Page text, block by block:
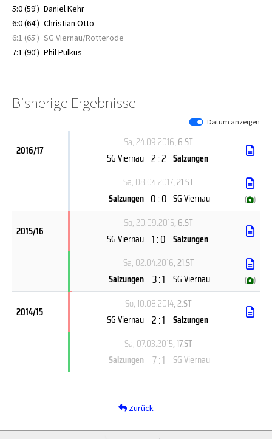
5:0 (59') Daniel Kehr
6:0 (64') Christian Otto
6:1 (65') SG Viernau/Rotterode
7:1 (90') Phil Pulkus
Bisherige Ergebnisse
Datum anzeigen
2016/17
Sa, 24.09.2016, 6.ST
SG Viernau 2 : 2 Salzungen
Sa, 08.04.2017, 21.ST
Salzungen 0 : 0 SG Viernau ( )
2015/16
So, 20.09.2015, 6.ST
SG Viernau 1 : 0 Salzungen
Sa, 02.04.2016, 21.ST
Salzungen 3 : 1 SG Viernau ( )
2014/15
So, 10.08.2014, 2.ST
SG Viernau 2 : 1 Salzungen
Sa, 07.03.2015, 17.ST
Salzungen 7 : 1 SG Viernau
Zurück